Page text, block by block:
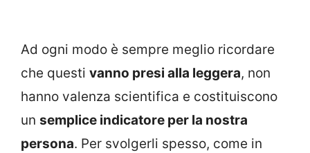
Ad ogni modo è sempre meglio ricordare
che questi vanno presi alla leggera, non
hanno valenza scientifica e costituiscono
un semplice indicatore per la nostra
persona. Per svolgerli spesso, come in